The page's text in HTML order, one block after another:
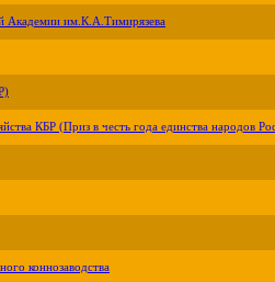
Академии им.К.А.Тимирязева
КБР (Приз в честь года единства народов
коннозаводства